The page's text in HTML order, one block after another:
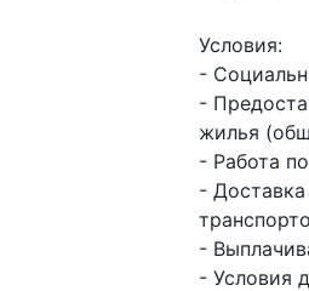
Условия:
-
-
жилья
- Работа
-
-
- Условия